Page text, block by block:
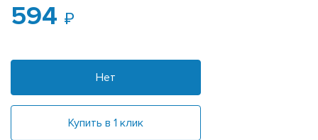
594
Нет
Купить в 1 клик